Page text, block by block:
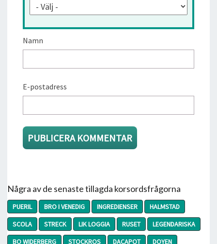
Namn
E-postadress
Några av de senaste tillagda korsordsfrågorna
PUERIL BRO I VENEDIG INGREDIENSER
HALMSTAD
SCOLA
STRECK LIK LOGGIA RUSET
LEGENDARISKA
BO WIDERBERG
STOCKROS DACAPOT
DOYEN